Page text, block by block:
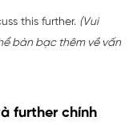
this further. (Vui
bàn bạc thêm về vấn
further chính